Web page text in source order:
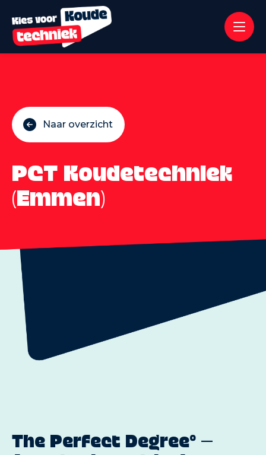
Naar overzicht
PCT Koudetechniek
(Emmen)
The Perfect Degreeº –